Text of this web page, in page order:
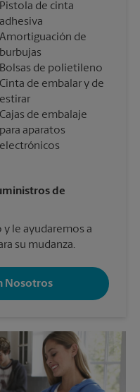
Pistola de cinta
adhesiva
Amortiguación de
burbujas
Bolsas de polietileno
Cinta de embalar y de
estirar
Cajas de embalaje
para aparatos
electrónicos
de
y le ayudaremos a
su mudanza.
Nosotros